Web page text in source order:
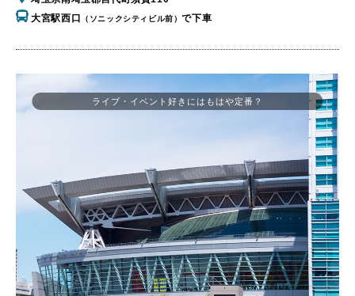
大宮駅西口
（ソニックシティビル前）で下車
ライブ・イベント好きにはもはや定番？